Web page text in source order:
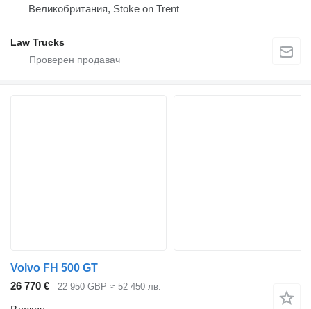
Великобритания, Stoke on Trent
Law Trucks
Volvo FH 500 GT
26 770 €
22 950 GBP ≈ 52 450 лв.